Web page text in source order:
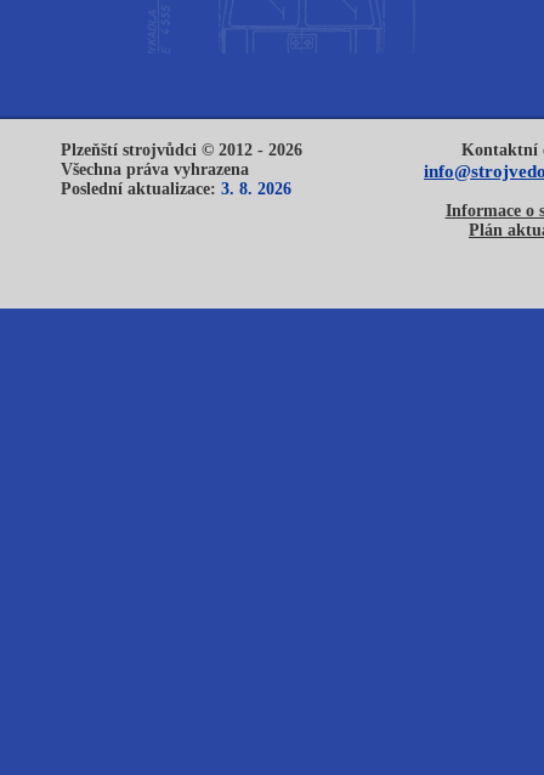
Plzeňští strojvůdci © 2012 - 2026
Všechna práva vyhrazena
Poslední aktualizace: 3. 8. 2026
Kontaktní
Informace o
Plán